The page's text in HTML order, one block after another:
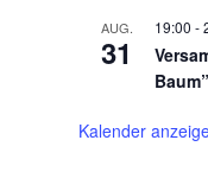
AUG.
31
19:00 -
Baum”
Kalender